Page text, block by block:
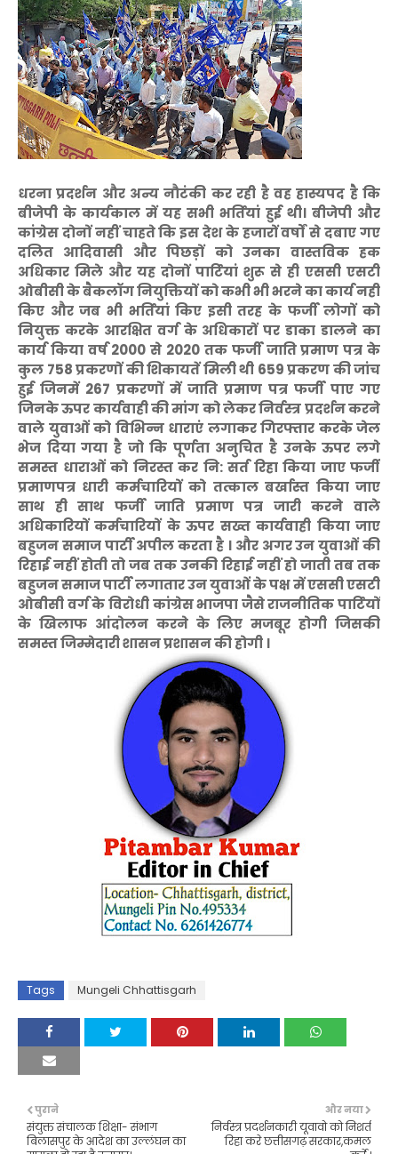
धरना प्रदर्शन और अन्य नौटंकी कर रही है वह हास्यपद है कि
बीजेपी के कार्यकाल में यह सभी भर्तियां हुई थी। बीजेपी और
कांग्रेस दोनों नहीं चाहते कि इस देश के हजारों वर्षों से दबाए गए
दलित आदिवासी और पिछड़ों को उनका वास्तविक हक
अधिकार मिले और यह दोनों पार्टियां शुरू से ही एससी एसटी
ओबीसी के बैकलॉग नियुक्तियों को कभी भी भरने का कार्य नहीं
किए और जब भी भर्तियां किए इसी तरह के फर्जी लोगों को
नियुक्त करके आरक्षित वर्ग के अधिकारों पर डाका डालने का
कार्य किया वर्ष 2000 से 2020 तक फर्जी जाति प्रमाण पत्र के
कुल 758 प्रकरणों की शिकायतें मिली थी 659 प्रकरण की जांच
हुई जिनमें 267 प्रकरणों में जाति प्रमाण पत्र फर्जी पाए गए
जिनके ऊपर कार्यवाही की मांग को लेकर निर्वस्त्र प्रदर्शन करने
वाले युवाओं को विभिन्न धाराएं लगाकर गिरफ्तार करके जेल
भेज दिया गया है जो कि पूर्णता अनुचित है उनके ऊपर लगे
समस्त धाराओं को निरस्त कर नि: सर्त रिहा किया जाए फर्जी
प्रमाणपत्र धारी कर्मचारियों को तत्काल बर्खास्त किया जाए
साथ ही साथ फर्जी जाति प्रमाण पत्र जारी करने वाले
अधिकारियों कर्मचारियों के ऊपर सख्त कार्यवाही किया जाए
बहुजन समाज पार्टी अपील करता है । और अगर उन युवाओं की
रिहाई नहीं होती तो जब तक उनकी रिहाई नहीं हो जाती तब तक
बहुजन समाज पार्टी लगातार उन युवाओं के पक्ष में एससी एसटी
ओबीसी वर्ग के विरोधी कांग्रेस भाजपा जैसे राजनीतिक पार्टियों
के खिलाफ आंदोलन करने के लिए मजबूर होगी जिसकी
समस्त जिम्मेदारी शासन प्रशासन की होगी ।
Tags Mungeli Chhattisgarh
और नया
निर्वस्त्र प्रदर्शनकारी यूवावो को निशर्त
रिहा करे छत्तीसगढ़ सरकार,कमल
पुराने
संयुक्त संचालक शिक्षा- संभाग
बिलासपुर के आदेश का उल्लंघन का